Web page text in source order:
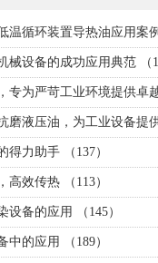
循环装置导热油应用案
设备的成功应用典范 （
为严苛工业环境提供卓
液压油，为工业设备提
力助手 （137）
效传热 （113）
备的应用 （145）
的应用 （189）